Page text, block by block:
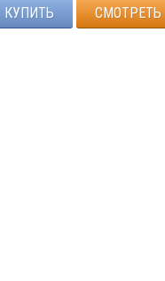
КУПИТЬ СМОТРЕТЬ